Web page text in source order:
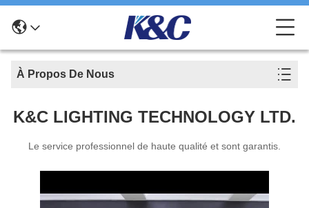
À Propos De Nous
K&C LIGHTING TECHNOLOGY LTD.
Le service professionnel de haute qualité et sont garantis.